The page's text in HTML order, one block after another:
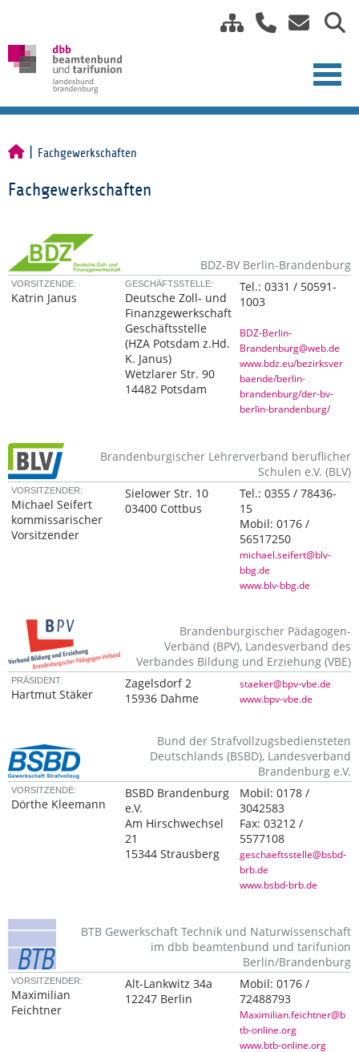
Fachgewerkschaften
Fachgewerkschaften
BDZ-BV Berlin-Brandenburg
VORSITZENDE:
Katrin Janus
GESCHÄFTSSTELLE:
Deutsche Zoll- und
Finanzgewerkschaft
Geschäftsstelle
(HZA Potsdam z.Hd.
K. Janus)
Wetzlarer Str. 90
14482 Potsdam
Tel.:0331 / 50591-
1003
BDZ-Berlin-
Brandenburg@web.de
www.bdz.eu/bezirksver
baende/berlin-
brandenburg/der-bv-
berlin-brandenburg/
Brandenburgischer Lehrerverband beruflicher
Schulen e.V. (BLV)
VORSITZENDER:
Michael Seifert
kommissarischer
Vorsitzender
Sielower Str. 10
03400 Cottbus
Tel.:0355 / 78436-
15
Mobil:0176 /
56517250
michael.seifert@blv-
bbg.de
www.blv-bbg.de
Brandenburgischer Pädagogen-
Verband (BPV), Landesverband des
Verbandes Bildung und Erziehung (VBE)
PRÄSIDENT:
Hartmut Stäker
Zagelsdorf 2
15936 Dahme
staeker@bpv-vbe.de
www.bpv-vbe.de
Bund der Strafvollzugsbediensteten
Deutschlands (BSBD), Landesverband
Brandenburg e.V.
VORSITZENDE:
Dörthe Kleemann
BSBD Brandenburg
e.V.
Am Hirschwechsel
21
15344 Strausberg
Mobil:0178 /
3042583
Fax:03212 /
5577108
geschaeftsstelle@bsbd-
brb.de
www.bsbd-brb.de
BTB Gewerkschaft Technik und Naturwissenschaft
im dbb beamtenbund und tarifunion
Berlin/Brandenburg
VORSITZENDER:
Maximilian
Feichtner
Alt-Lankwitz 34a
12247 Berlin
Mobil:0176 /
72488793
Maximilian.feichtner@b
tb-online.org
www.btb-online.org